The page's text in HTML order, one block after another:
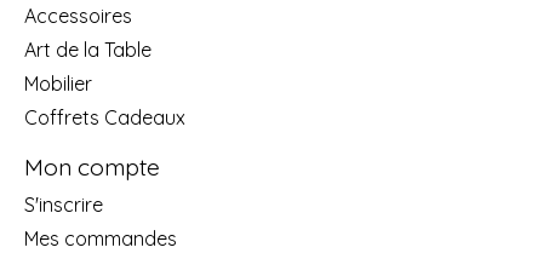
Accessoires
Art de la Table
Mobilier
Coffrets Cadeaux
Mon compte
S'inscrire
Mes commandes